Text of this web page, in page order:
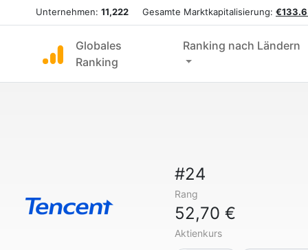
Unternehmen: 11,222 Gesamte Marktkapitalisierung:
Globales
Ranking
Ranking nach Ländern
#24
Rang
52,70 €
Aktienkurs